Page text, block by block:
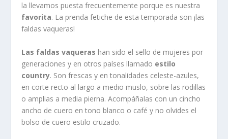
la llevamos puesta frecuentemente porque es nuestra
favorita. La prenda fetiche de esta temporada son ¡las
faldas vaqueras!
Las faldas vaqueras han sido el sello de mujeres por
generaciones y en otros países llamado estilo
country. Son frescas y en tonalidades celeste-azules,
en corte recto al largo a medio muslo, sobre las rodillas
o amplias a media pierna. Acompáñalas con un cincho
ancho de cuero en tono blanco o café y no olvides el
bolso de cuero estilo cruzado.